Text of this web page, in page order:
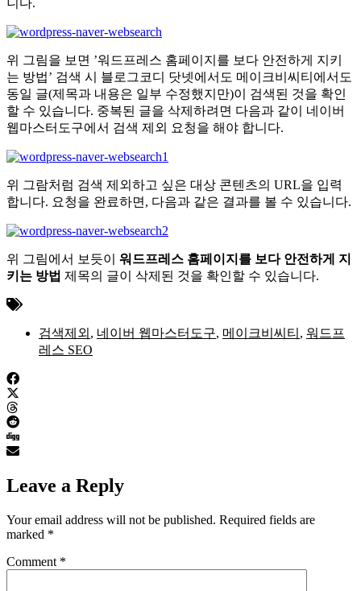
위 그림을 보면 ’워드프레스 홈페이지를 보다 안전하게 지키
는 방법’ 검색 시 블로그코디 닷넷에서도 메이크비씨티에서도
동일 글(제목과 내용은 일부 수정했지만)이 검색된 것을 확인
할 수 있습니다. 중복된 글을 삭제하려면 다음과 같이 네이버
웹마스터도구에서 검색 제외 요청을 해야 합니다.
위 그람처럼 검색 제외하고 싶은 대상 콘텐츠의 URL을 입력
합니다. 요청을 완료하면, 다음과 같은 결과를 볼 수 있습니다.
위 그림에서 보듯이 워드프레스 홈페이지를 보다 안전하게 지
키는 방법 제목의 글이 삭제된 것을 확인할 수 있습니다.
검색제외 , 네이버 웹마스터도구, 메이크비씨티 , 워드프
레스 SEO
Leave a Reply
Your email address will not be published. Required fields are
marked *
Comment *